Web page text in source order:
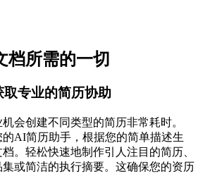
档所需的一切
取专业的简历协助
会创建不同类型的简历非常耗时。
的AI简历助手，根据您的简单描述生
。轻松快速地制作引人注目的简历、
或简洁的执行摘要。这确保您的资历